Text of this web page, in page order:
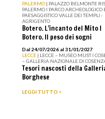
PALERMO | PALAZZO BELMONTE
PALERMO I PARCO ARCHEOLOGICO
PAESAGGISTICO VALLE DEI TEMPLI -
AGRIGENTO
Botero. L’incanto del Mito I
Botero. Il peso dei sogni
Dal 24/07/2026 al 31/01/2027
LECCE | LECCE – MUSEO MUST I
– GALLERIA NAZIONALE DI
Tesori nascosti della
Borghese
LEGGI TUTTO >